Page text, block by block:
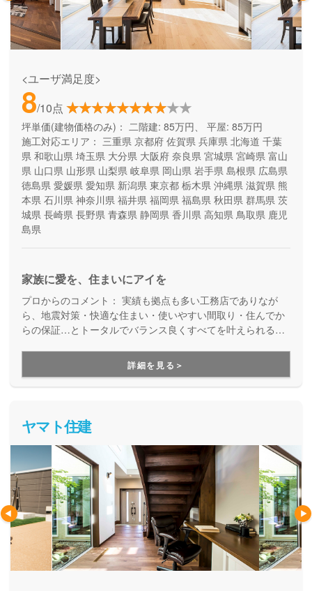
<ユーザ満足度>
8/10点
坪単価(建物価格のみ)： 二階建: 85万円、 平屋: 85万円
施工対応エリア： 三重県 京都府 佐賀県 兵庫県 北海道 千葉
県 和歌山県 埼玉県 大分県 大阪府 奈良県 宮城県 宮崎県 富山
県 山口県 山形県 山梨県 岐阜県 岡山県 岩手県 島根県 広島県
徳島県 愛媛県 愛知県 新潟県 東京都 栃木県 沖縄県 滋賀県 熊
本県 石川県 神奈川県 福井県 福岡県 福島県 秋田県 群馬県 茨
城県 長崎県 長野県 青森県 静岡県 香川県 高知県 鳥取県 鹿児
島県
家族に愛を、住まいにアイを
プロからのコメント：
ら、地震対策・快適な住まい・使いやすい間取り・住んでか
らの保証…とトータルでバランス良くすべてを叶えられる家
用できる間取り提案も得意なので、末長く安心して暮らせる
住まいをお求めの方、安心できるプロにまるっとお任せした
い方にもお勧めしています。
詳細を見る＞
ヤマト住建